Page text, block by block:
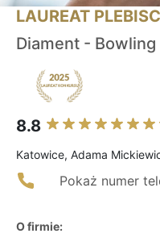
LAUREAT
Diament -
8.8
Katowice, Adama
Pokaż numer
O firmie: